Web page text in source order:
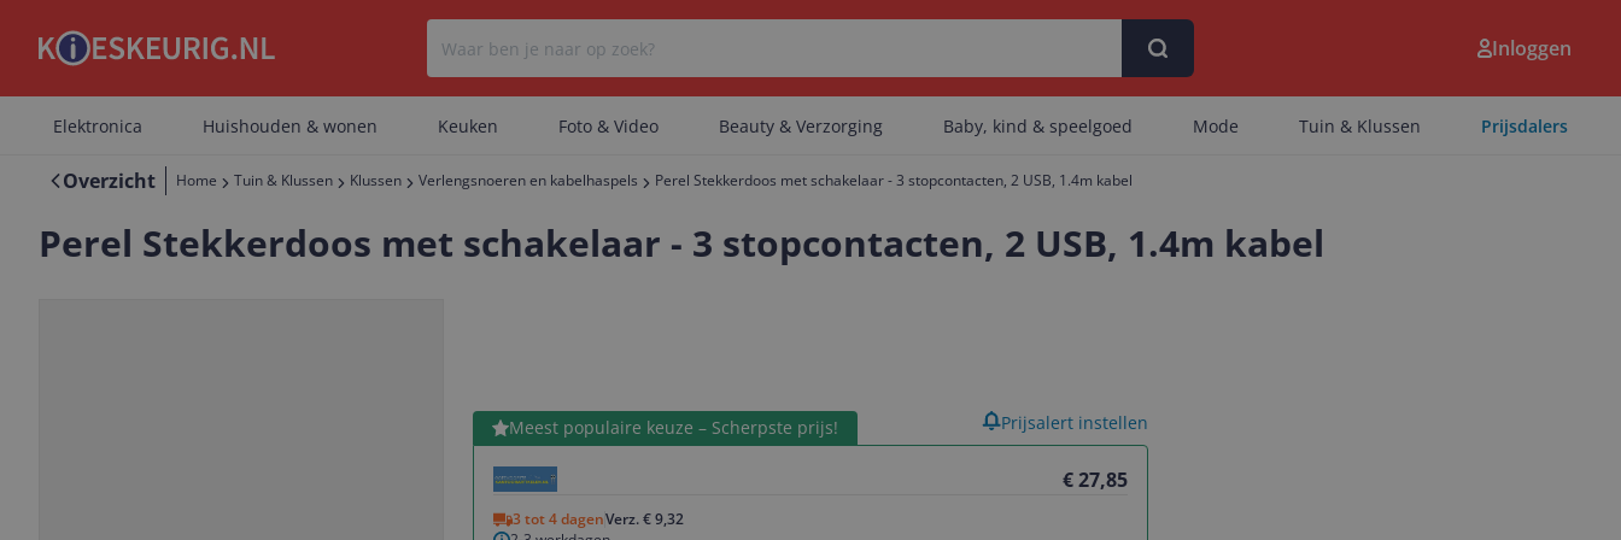
Er zijn geen artikelen gevonden.
Inloggen
Elektronica Huishouden & wonen Keuken Foto & Video Beauty & Verzorging Baby, kind & speelgoed Mode Tuin & Klussen Prijsdalers
Overzicht Home Tuin & Klussen Klussen Verlengsnoeren en kabelhaspels Perel Stekkerdoos met schakelaar - 3 stopcontacten, 2 USB, 1.4m kabel
Perel Stekkerdoos met schakelaar - 3 stopcontacten, 2 USB, 1.4m kabel
Meest populaire keuze – Scherpste prijs!
€ 27,85
3 tot 4 dagenVerz. € 9,32
Bekijk product Prijsalert instellen